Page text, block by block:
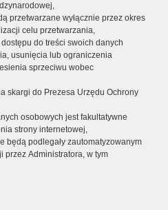
przetwarzane wyłącznie przez okres
celu przetwarzania,
do treści swoich danych
usunięcia lub ograniczenia
sprzeciwu wobec
skargi do Prezesa Urzędu Ochrony
osobowych jest fakultatywne
strony internetowej,
będą podlegały zautomatyzowanym
przez Administratora, w tym